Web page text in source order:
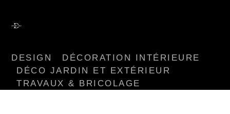
DESIGN
DÉCORATION INTÉRIEURE
DÉCO JARDIN ET EXTÉRIEUR
TRAVAUX & BRICOLAGE